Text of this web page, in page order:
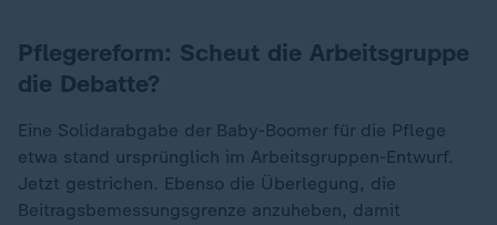
Pflegereform: Scheut die Arbeitsgruppe
die Debatte?
Eine Solidarabgabe der Baby-Boomer für die Pflege
etwa stand ursprünglich im Arbeitsgruppen-Entwurf.
Jetzt gestrichen. Ebenso die Überlegung, die
Beitragsbemessungsgrenze anzuheben, damit